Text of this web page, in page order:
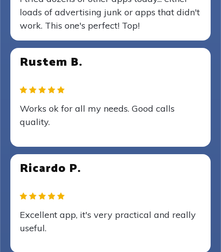
loads of advertising junk or apps that didn't
work. This one's perfect! Top!
Rustem B.
Works ok for all my needs. Good calls
quality.
Ricardo P.
Excellent app, it's very practical and really
useful.